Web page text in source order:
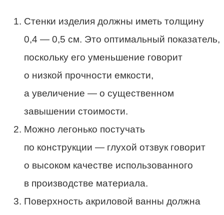
Стенки изделия должны иметь толщину
0,4 — 0,5 см. Это оптимальный показатель,
поскольку его уменьшение говорит
о низкой прочности емкости,
а увеличение — о существенном
завышении стоимости.
Можно легонько постучать
по конструкции — глухой отзвук говорит
о высоком качестве использованного
в производстве материала.
Поверхность акриловой ванны должна